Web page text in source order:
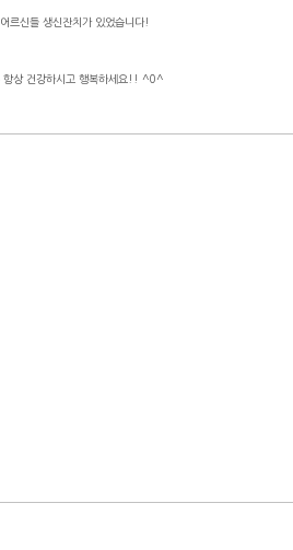
르신들 생신잔치가 있었습니다!
항상 건강하시고 행복하세요!! ^0^